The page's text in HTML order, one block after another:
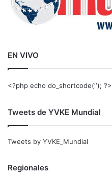
EN VIVO
<?php echo do_shortcode(‘‘); ?>
Tweets de YVKE Mundial
Tweets by YVKE_Mundial
Regionales